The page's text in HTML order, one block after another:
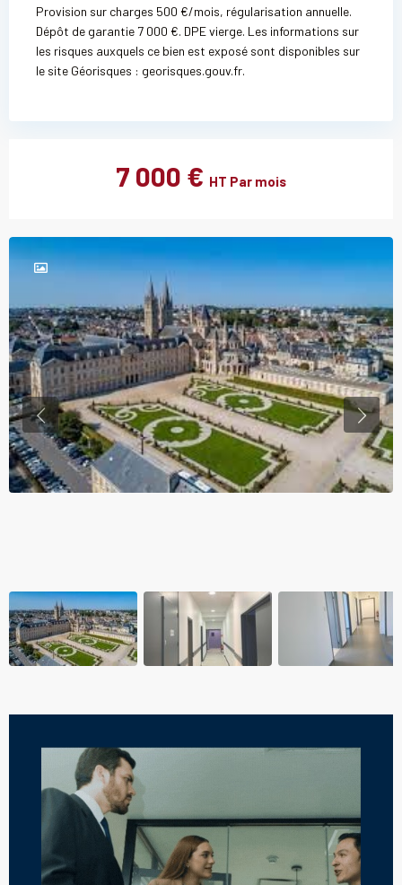
Provision sur charges 500 €/mois, régularisation annuelle.
Dépôt de garantie 7 000 €. DPE vierge. Les informations sur
les risques auxquels ce bien est exposé sont disponibles sur
le site Géorisques : georisques.gouv.fr.
7 000 € HT Par mois
Previous